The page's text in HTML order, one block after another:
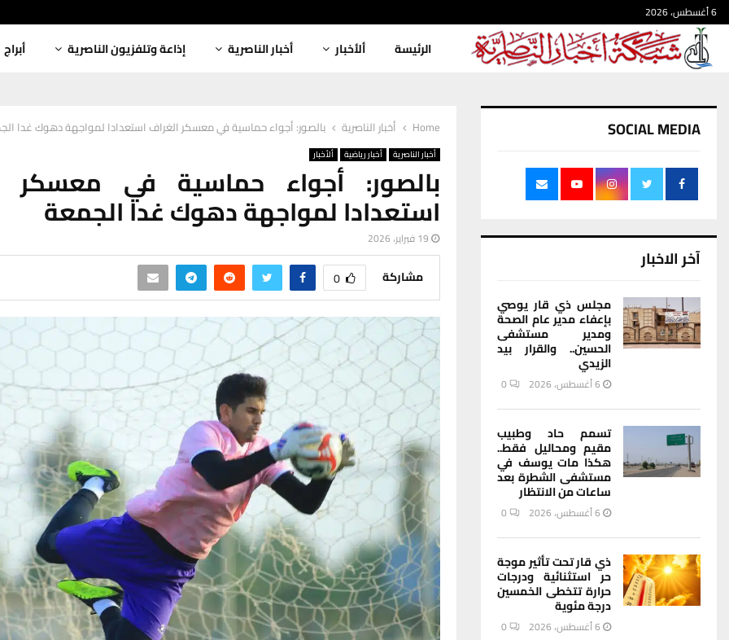
6 أغسطس، 2026
الرئيسة ألأخبار أخبار الناصرية إذاعة وتلفزيون الناصرية أبراج
Home أخبار الناصرية بالصور: أجواء حماسية في معسكر الغراف استعدادا لمواجهة دهوك غدا
أخبار الناصرية أخبار رياضية ألأخبار
بالصور: أجواء حماسية في معسكر
استعدادا لمواجهة دهوك غدا الجمعة
19 فبراير، 2026
مشاركة 0
SOCIAL MEDIA
آخر الاخبار
مجلس ذي قار يوصي
بإعفاء مدير عام الصحة
ومدير مستشفى
الحسين.. والقرار بيد
الزيدي
6 أغسطس، 2026 0
تسمم حاد وطبيب
مقيم ومحاليل فقط..
هكذا مات يوسف في
مستشفى الشطرة بعد
ساعات من الانتظار
6 أغسطس، 2026 0
ذي قار تحت تأثير موجة
حر استثنائية ودرجات
حرارة تتخطى الخمسين
درجة مئوية
6 أغسطس، 2026 0